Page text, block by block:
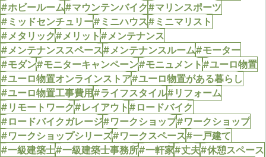
#ホビールーム#マウンテンバイク#マリンスポーツ
#ミッドセンチュリー#ミニハウス#ミニマリスト
#メタリック#メリット#メンテナンス
#メンテナンススペース#メンテナンスルーム#モーター
#モダン#モニターキャンペーン#モニュメント#ユーロ物置
#ユーロ物置オンラインストア#ユーロ物置がある暮らし
#ユーロ物置工事費用#ライフスタイル#リフォーム
#リモートワーク#レイアウト#ロードバイク
#ロードバイクガレージ#ワークショップ#ワークショップ
#ワークショップシリーズ#ワークスペース#一戸建て
#一級建築士#一級建築士事務所#一軒家#丈夫#休憩スペース